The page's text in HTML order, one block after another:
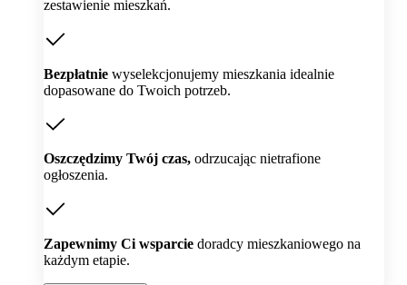
zestawienie mieszkań.
Bezpłatnie wyselekcjonujemy mieszkania idealnie
dopasowane do Twoich potrzeb.
Oszczędzimy Twój czas, odrzucając nietrafione
ogłoszenia.
Zapewnimy Ci wsparcie doradcy mieszkaniowego na
każdym etapie.